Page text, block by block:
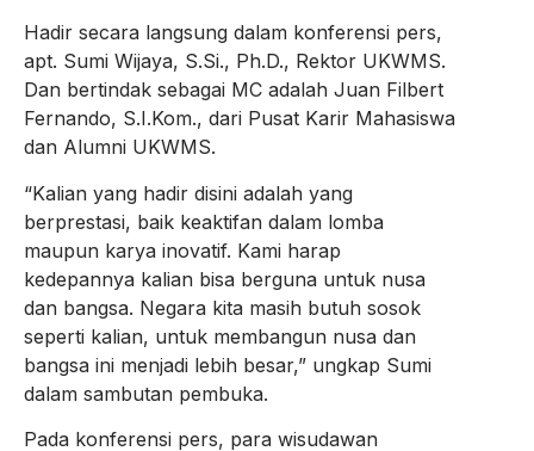
Hadir secara langsung dalam konferensi pers,
apt. Sumi Wijaya, S.Si., Ph.D., Rektor UKWMS.
Dan bertindak sebagai MC adalah Juan Filbert
Fernando, S.I.Kom., dari Pusat Karir Mahasiswa
dan Alumni UKWMS.
“Kalian yang hadir disini adalah yang
berprestasi, baik keaktifan dalam lomba
maupun karya inovatif. Kami harap
kedepannya kalian bisa berguna untuk nusa
dan bangsa. Negara kita masih butuh sosok
seperti kalian, untuk membangun nusa dan
bangsa ini menjadi lebih besar,” ungkap Sumi
dalam sambutan pembuka.
Pada konferensi pers, para wisudawan